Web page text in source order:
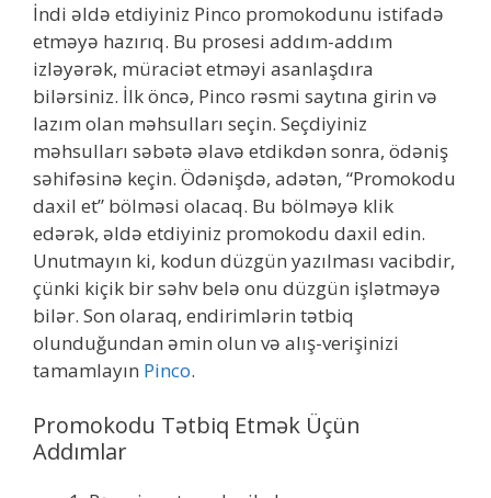
İndi əldə etdiyiniz Pinco promokodunu istifadə
etməyə hazırıq. Bu prosesi addım-addım
izləyərək, müraciət etməyi asanlaşdıra
bilərsiniz. İlk öncə, Pinco rəsmi saytına girin və
lazım olan məhsulları seçin. Seçdiyiniz
məhsulları səbətə əlavə etdikdən sonra, ödəniş
səhifəsinə keçin. Ödənişdə, adətən, “Promokodu
daxil et” bölməsi olacaq. Bu bölməyə klik
edərək, əldə etdiyiniz promokodu daxil edin.
Unutmayın ki, kodun düzgün yazılması vacibdir,
çünki kiçik bir səhv belə onu düzgün işlətməyə
bilər. Son olaraq, endirimlərin tətbiq
olunduğundan əmin olun və alış-verişinizi
tamamlayın Pinco.
Promokodu Tətbiq Etmək Üçün
Addımlar